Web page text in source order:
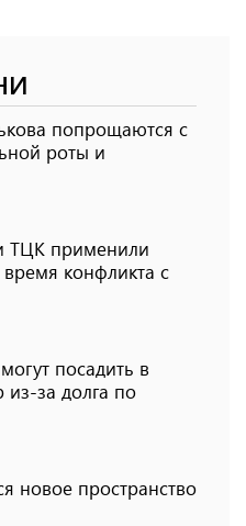
попрощаются с
роты и
ТЦК применили
конфликта с
посадить в
из-за долга по
новое пространство